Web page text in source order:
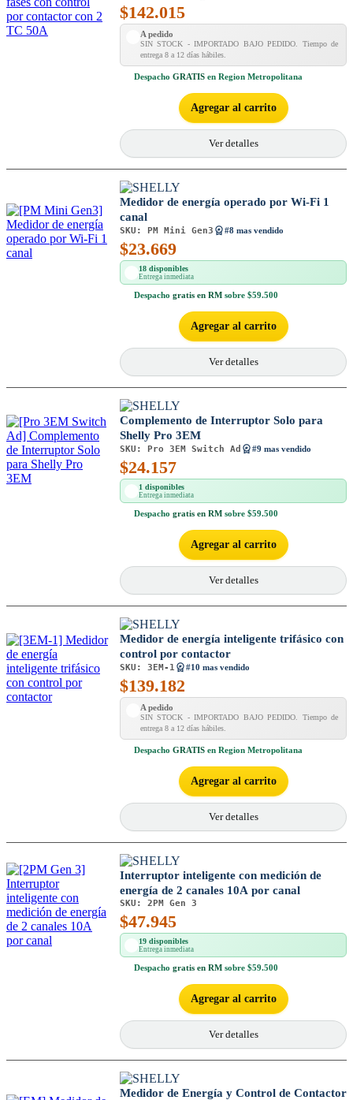
$142.015
A pedido
SIN STOCK - IMPORTADO BAJO PEDIDO. Tiempo de
entrega 8 a 12 días hábiles.
Despacho GRATIS en Region Metropolitana
Agregar al carrito
Ver detalles
Medidor de energía operado por Wi-Fi 1
canal
SKU: PM Mini Gen3 #8 mas vendido
$23.669
18 disponibles
Entrega inmediata
Despacho gratis en RM sobre $59.500
Agregar al carrito
Ver detalles
Complemento de Interruptor Solo para
Shelly Pro 3EM
SKU: Pro 3EM Switch Ad #9 mas vendido
$24.157
1 disponibles
Entrega inmediata
Despacho gratis en RM sobre $59.500
Agregar al carrito
Ver detalles
Medidor de energía inteligente trifásico con
control por contactor
SKU: 3EM-1 #10 mas vendido
$139.182
A pedido
SIN STOCK - IMPORTADO BAJO PEDIDO. Tiempo de
entrega 8 a 12 días hábiles.
Despacho GRATIS en Region Metropolitana
Agregar al carrito
Ver detalles
Interruptor inteligente con medición de
energía de 2 canales 10A por canal
SKU: 2PM Gen 3
$47.945
19 disponibles
Entrega inmediata
Despacho gratis en RM sobre $59.500
Agregar al carrito
Ver detalles
Medidor de Energía y Control de Contactor